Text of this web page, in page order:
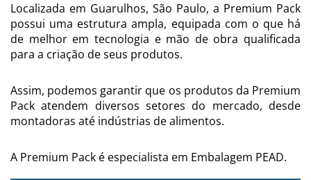
Localizada em Guarulhos, São Paulo, a Premium Pack
possui uma estrutura ampla, equipada com o que há
de melhor em tecnologia e mão de obra qualificada
para a criação de seus produtos.
Assim, podemos garantir que os produtos da Premium
Pack atendem diversos setores do mercado, desde
montadoras até indústrias de alimentos.
A Premium Pack é especialista em Embalagem PEAD.